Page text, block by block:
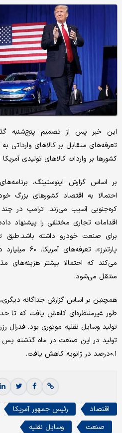
این خبر پس از تصمیم پنج‌شنبه
تعرفه‌‌های متقابل بر کالاهای وارداتی
کشورها بر واردات کالاهای تولیدی
بر اساس گزارش اینوستینگ،
احتمالا به اقتصاد کشورهای بزرگ
کره‌جنوبی آسیب می‌‌زند. ترامپ در
اقدامات تجاری مختلفی را پیشنهاد
برای صنعت خودرو داشته باشد.طبق
پارتنرز»،
می‌کند که احتمالا بیشتر هزینه‌‌های
منتقل می‌شود.
همچنین بر اساس گزارش جداگانه دیگری،
طور غیرمنتظره‌‌ای کاهش یافت که تا
تولید وسایل نقلیه موتوری بود. فدرال
تولید در این صنعت در ماه گذشته
۰.۱‌درصد در ژانویه کاهش یافت.
اقتصاد رئیس جمهور آمریکا
صنعت
وسایل نقلیه